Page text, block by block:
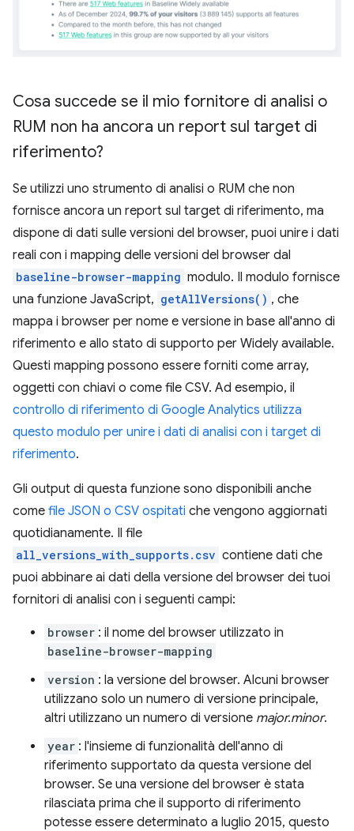
Cosa succede se il mio fornitore di analisi o
RUM non ha ancora un report sul target di
riferimento?
Se utilizzi uno strumento di analisi o RUM che non
fornisce ancora un report sul target di riferimento, ma
dispone di dati sulle versioni del browser, puoi unire i dati
reali con i mapping delle versioni del browser dal
baseline-browser-mapping modulo. Il modulo fornisce
una funzione JavaScript, getAllVersions() , che
mappa i browser per nome e versione in base all'anno di
riferimento e allo stato di supporto per Widely available.
Questi mapping possono essere forniti come array,
oggetti con chiavi o come file CSV. Ad esempio, il
controllo di riferimento di Google Analytics utilizza
questo modulo per unire i dati di analisi con i target di
riferimento.
Gli output di questa funzione sono disponibili anche
come file JSON o CSV ospitati che vengono aggiornati
quotidianamente. Il file
all_versions_with_supports.csv contiene dati che
puoi abbinare ai dati della versione del browser dei tuoi
fornitori di analisi con i seguenti campi:
browser : il nome del browser utilizzato in
baseline-browser-mapping
version : la versione del browser. Alcuni browser
utilizzano solo un numero di versione principale,
altri utilizzano un numero di versione major.minor.
year : l'insieme di funzionalità dell'anno di
riferimento supportato da questa versione del
browser. Se una versione del browser è stata
rilasciata prima che il supporto di riferimento
potesse essere determinato a luglio 2015, questo